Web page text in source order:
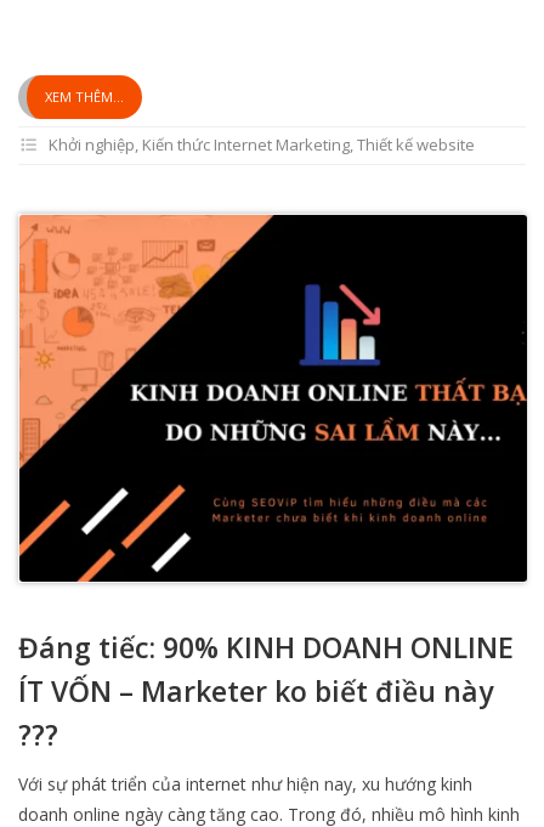
XEM THÊM...
Khởi nghiệp, Kiến thức Internet Marketing,Thiết kế website
Đáng tiếc: 90% KINH DOANH ONLINE
ÍT VỐN – Marketer ko biết điều này
???
Với sự phát triển của internet như hiện nay, xu hướng kinh
doanh online ngày càng tăng cao. Trong đó, nhiều mô hình kinh